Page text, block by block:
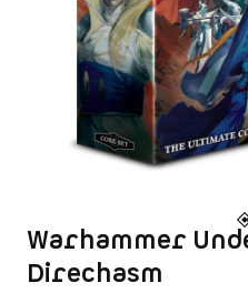
Warhammer
Direchasm